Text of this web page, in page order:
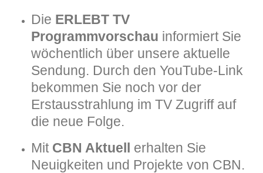
Die ERLEBT TV
Programmvorschau informiert Sie
wöchentlich über unsere aktuelle
Sendung. Durch den YouTube-Link
bekommen Sie noch vor der
Erstausstrahlung im TV Zugriff auf
die neue Folge.
Mit CBN Aktuell erhalten Sie
Neuigkeiten und Projekte von CBN.